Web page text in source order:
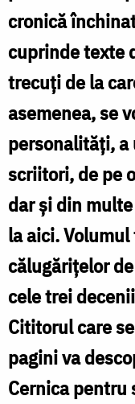
cronică
cuprinde texte
trecuți de la
asemenea, se
personalități, a
scriitori, de pe
dar și din
la aici.
călugărițelor
cele trei
Cititorul care
pagini va
Cernica